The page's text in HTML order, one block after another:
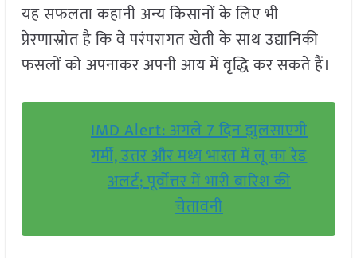
यह सफलता कहानी अन्य किसानों के लिए भी
प्रेरणास्रोत है कि वे परंपरागत खेती के साथ उद्यानिकी
फसलों को अपनाकर अपनी आय में वृद्धि कर सकते हैं।
IMD Alert: अगले 7 दिन झुलसाएगी
गर्मी, उत्तर और मध्य भारत में लू का रेड
अलर्ट; पूर्वोत्तर में भारी बारिश की
चेतावनी